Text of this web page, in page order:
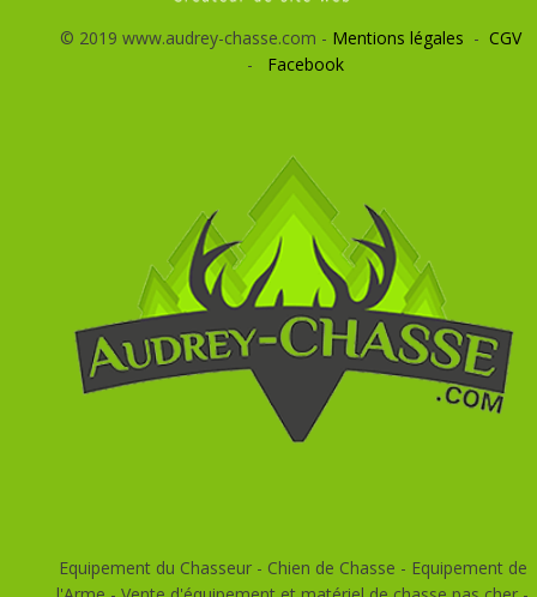
© 2019 www.audrey-chasse.com - Mentions légales - CGV
- Facebook
Equipement du Chasseur - Chien de Chasse - Equipement de